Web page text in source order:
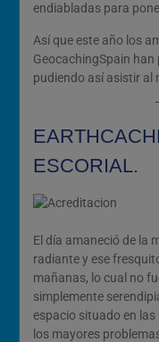
endiabladas para
Así que este año los
GeocachingSpain
pudiendo así asistir al
ESCORIAL.
El día amaneció de la
radiante y ese
mañanas, lo cual no
simplemente
espacio situado en
los mayores